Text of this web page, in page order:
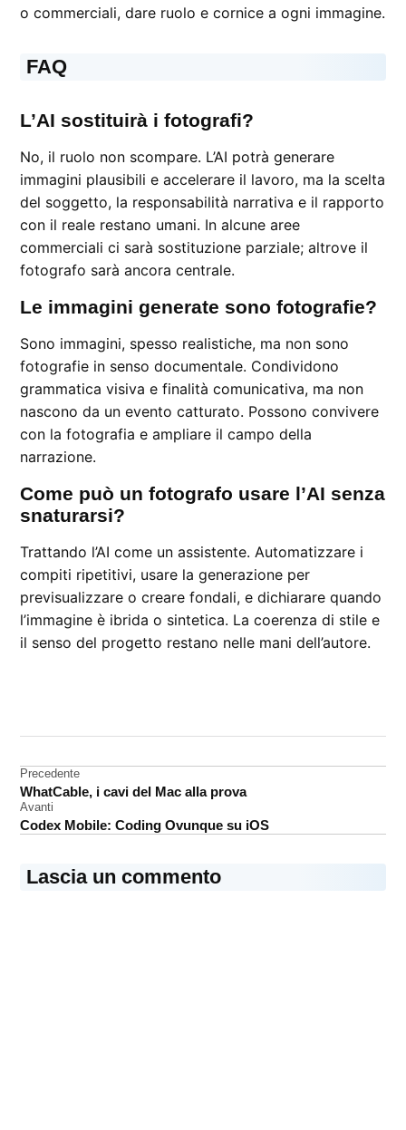
o commerciali, dare ruolo e cornice a ogni immagine.
FAQ
L’AI sostituirà i fotografi?
No, il ruolo non scompare. L’AI potrà generare
immagini plausibili e accelerare il lavoro, ma la scelta
del soggetto, la responsabilità narrativa e il rapporto
con il reale restano umani. In alcune aree
commerciali ci sarà sostituzione parziale; altrove il
fotografo sarà ancora centrale.
Le immagini generate sono fotografie?
Sono immagini, spesso realistiche, ma non sono
fotografie in senso documentale. Condividono
grammatica visiva e finalità comunicativa, ma non
nascono da un evento catturato. Possono convivere
con la fotografia e ampliare il campo della
narrazione.
Come può un fotografo usare l’AI senza
snaturarsi?
Trattando l’AI come un assistente. Automatizzare i
compiti ripetitivi, usare la generazione per
previsualizzare o creare fondali, e dichiarare quando
l’immagine è ibrida o sintetica. La coerenza di stile e
il senso del progetto restano nelle mani dell’autore.
fotografia
AI
sintetiche
Navigazione
articoli
Precedente
WhatCable, i cavi del Mac alla prova
Avanti
Codex Mobile: Coding Ovunque su iOS
Lascia un commento